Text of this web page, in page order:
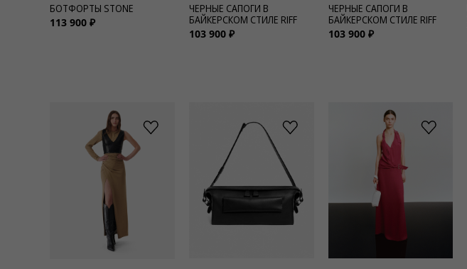
БОТФОРТЫ STONE
113 900 ₽
ЧЕРНЫЕ САПОГИ В
БАЙКЕРСКОМ СТИЛЕ RIFF
103 900 ₽
ЧЕРНЫЕ САПОГИ В
БАЙКЕРСКОМ СТИЛЕ RIFF
103 900 ₽